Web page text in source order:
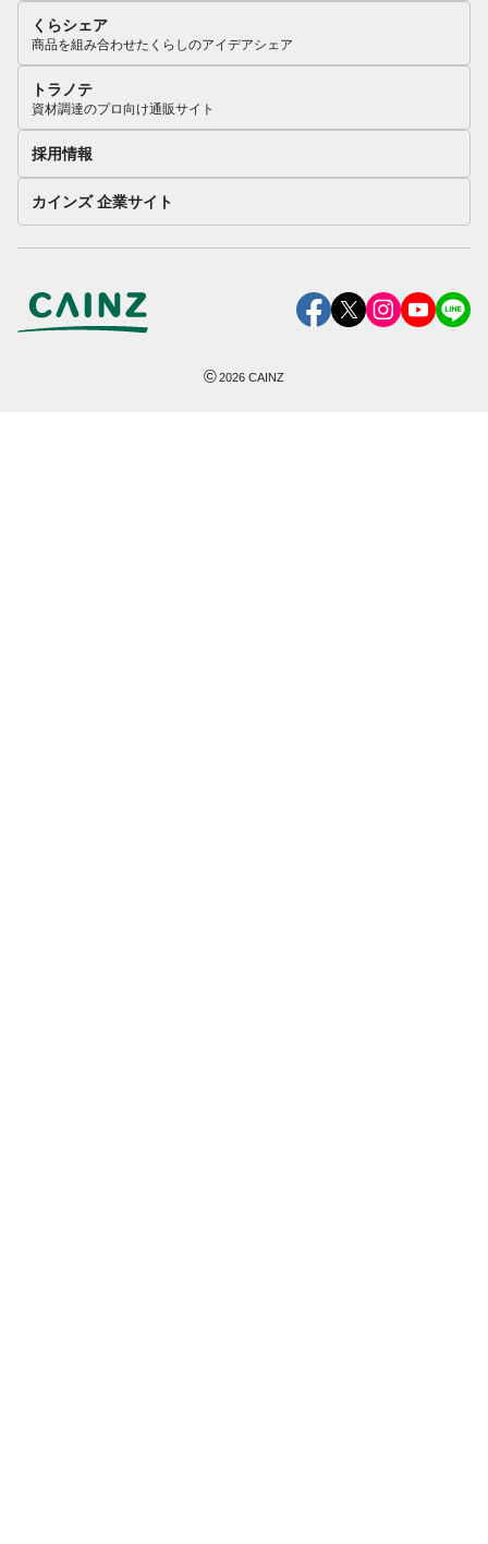
くらシェア
商品を組み合わせたくらしのアイデアシェア
トラノテ
資材調達のプロ向け通販サイト
採用情報
カインズ 企業サイト
©2026 CAINZ